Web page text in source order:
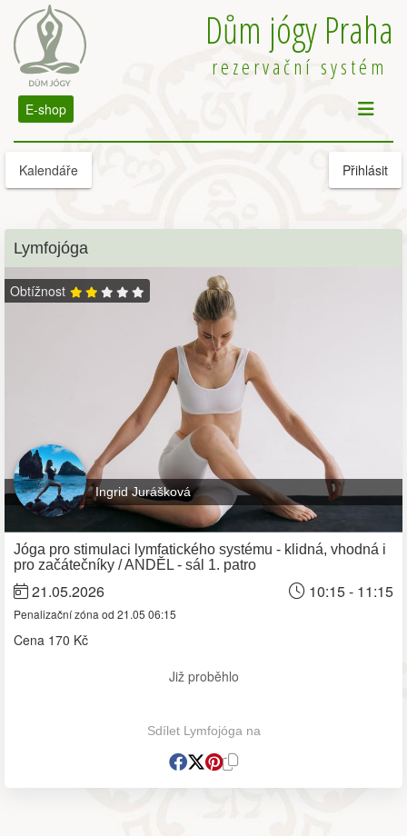
Dům jógy Praha
rezervační systém
E-shop
Kalendáře Přihlásit
Lymfojóga
Obtížnost
Ingrid Jurášková
Jóga pro stimulaci lymfatického systému - klidná, vhodná i
pro začátečníky / ANDĚL - sál 1. patro
21.05.2026 10:15 - 11:15
Penalizační zóna od 21.05 06:15
Cena 170 Kč
Již proběhlo
Sdílet Lymfojóga na